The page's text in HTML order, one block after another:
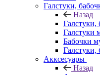
Галстуки,
Назад
Галстуки,
Галстуки
Бабочки
Галстуки,
Акксесуары
Назад